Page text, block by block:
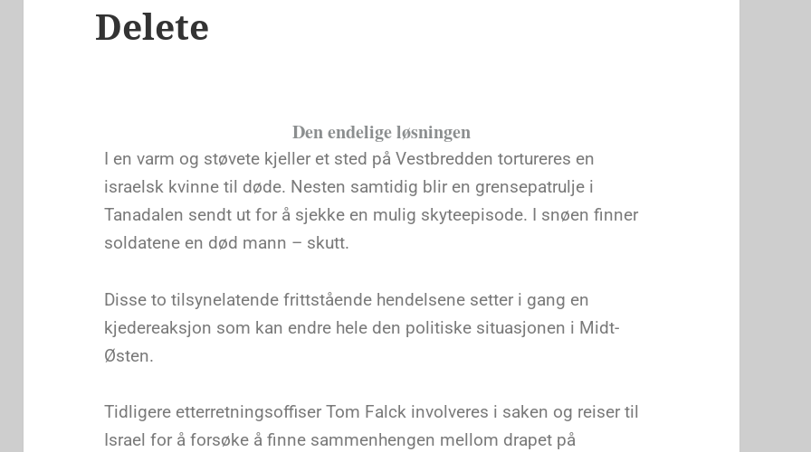
Delete
Den endelige løsningen
I en varm og støvete kjeller et sted på Vestbredden tortureres en
israelsk kvinne til døde. Nesten samtidig blir en grensepatrulje i
Tanadalen sendt ut for å sjekke en mulig skyteepisode. I snøen finner
soldatene en død mann – skutt.
Disse to tilsynelatende frittstående hendelsene setter i gang en
kjedereaksjon som kan endre hele den politiske situasjonen i Midt-
Østen.
Tidligere etterretningsoffiser Tom Falck involveres i saken og reiser til
Israel for å forsøke å finne sammenhengen mellom drapet på